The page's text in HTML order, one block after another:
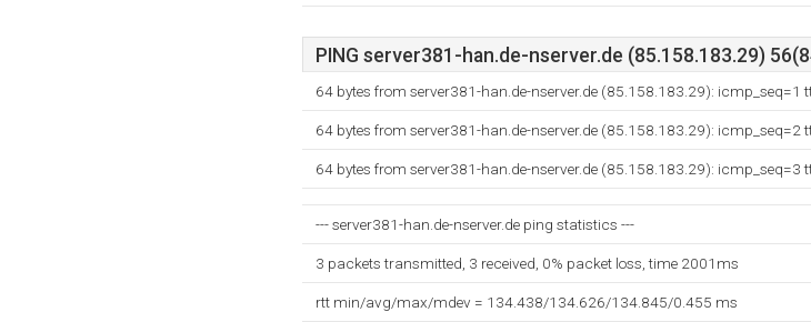
PING server381-han.de-nserver.de (85.158.183.29)
64 bytes from server381-han.de-nserver.de (85.158.183.29): icmp_seq=1
64 bytes from server381-han.de-nserver.de (85.158.183.29): icmp_seq=2
64 bytes from server381-han.de-nserver.de (85.158.183.29): icmp_seq=3
--- server381-han.de-nserver.de ping statistics ---
3 packets transmitted, 3 received, 0% packet loss, time 2001ms
rtt min/avg/max/mdev = 134.438/134.626/134.845/0.455 ms